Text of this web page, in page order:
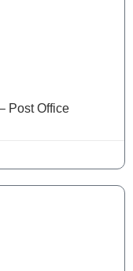
Office